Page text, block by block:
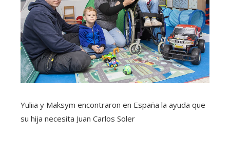
Yuliia y Maksym encontraron en España la ayuda que
su hija necesita Juan Carlos Soler